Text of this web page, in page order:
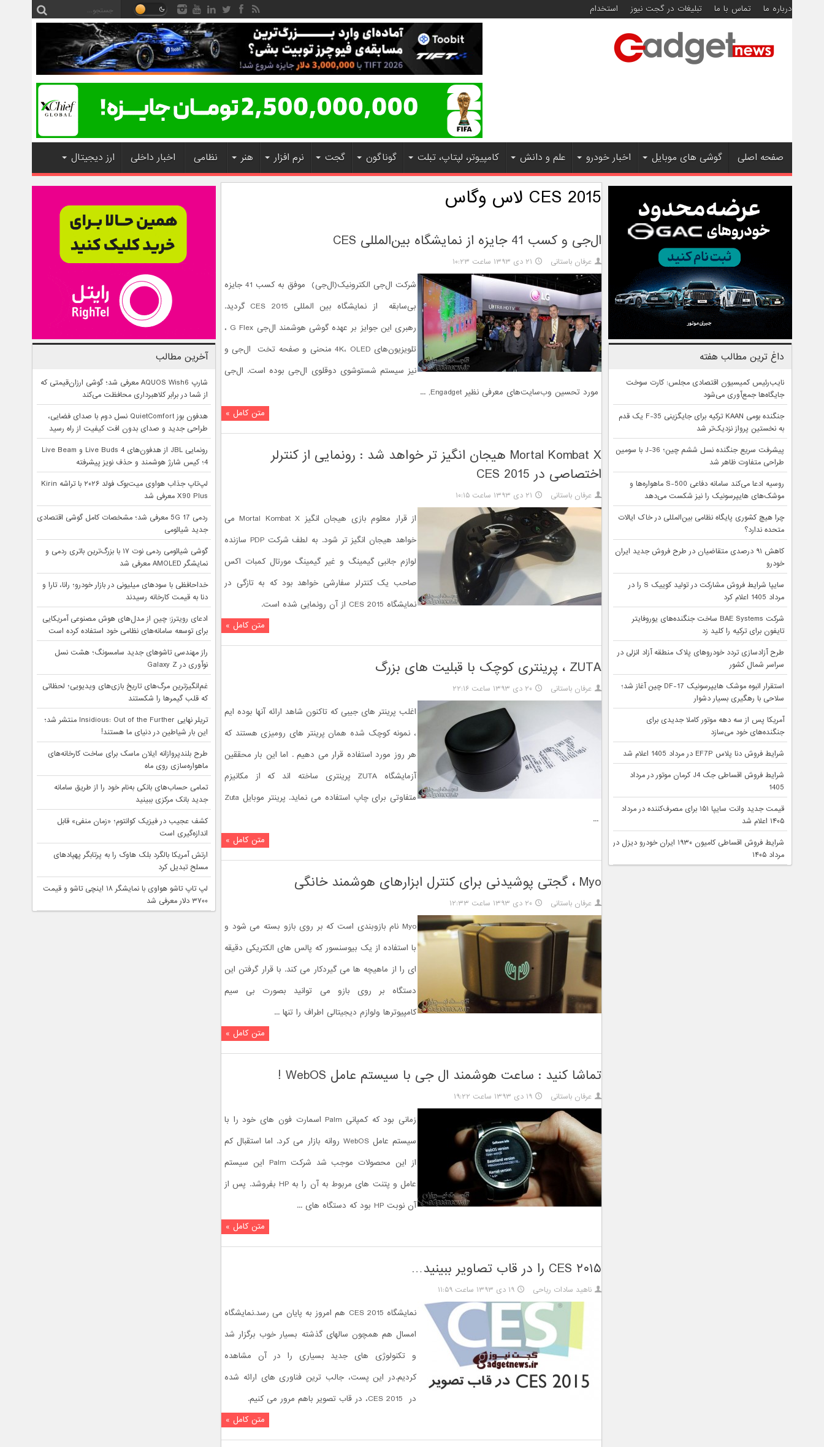
درباره ما تماس با ما تبلیغات در گجت نیوز استخدام
صفحه اصلی گوشی های موبایل اخبار خودرو علم و دانش کامپیوتر، لپتاپ، تبلت گوناگون گجت نرم افزار هنر نظامی اخبار داخلی ارز دیجیتال
CES 2015 لاس وگاس
ال‌جی و کسب 41 جایزه از نمایشگاه بین‌المللی CES
عرفان باستانی ۲۱ دی ۱۳۹۳ ساعت ۱۰:۲۳
شرکت ال‌جی الکترونیک(ال‌جی) موفق به کسب 41 جایزه
بی‌سابقه از نمایشگاه بین المللی CES 2015 گردید.
رهبری این جوایز بر عهده گوشی هوشمند ال‌جی G Flex ،
تلویزیون‌های 4K، OLED منحنی و صفحه تخت ال‌جی و
نیز سیستم شستوشوی دوقلوی ال‌جی بوده است. ال‌جی
مورد تحسین وب‌سایت‌های معرفی نظیر Engadget, ...
متن کامل »
Mortal Kombat X هیجان انگیز تر خواهد شد : رونمایی از کنترلر
اختصاصی در CES 2015
عرفان باستانی ۲۱ دی ۱۳۹۳ ساعت ۱۰:۱۵
از قرار معلوم بازی هیجان انگیز Mortal Kombat X می
خواهد هیجان انگیز تر شود. به لطف شرکت PDP سازنده
لوازم جانبی گیمینگ و غیر گیمینگ مورتال کمبات اکس
صاحب یک کنترلر سفارشی خواهد بود که به تازگی در
نمایشگاه CES 2015 از آن رونمایی شده است.
متن کامل »
ZUTA ، پرینتری کوچک با قبلیت های بزرگ
عرفان باستانی ۲۰ دی ۱۳۹۳ ساعت ۲۲:۱۶
اغلب پرینتر های جیبی که تاکنون شاهد ارائه آنها بوده ایم
، نمونه کوچک شده همان پرینتر های رومیزی هستند که
هر روز مورد استفاده قرار می دهیم . اما این بار محققین
آزمایشگاه ZUTA پرینتری ساخته اند که از مکانیزم
متفاوتی برای چاپ استفاده می نماید. پرینتر موبایل Zuta
...
متن کامل »
Myo ، گجتی پوشیدنی برای کنترل ابزارهای هوشمند خانگی
عرفان باستانی ۲۰ دی ۱۳۹۳ ساعت ۱۲:۳۳
Myo نام بازوبندی است که بر روی بازو بسته می شود و
با استفاده از یک بیوسنسور که پالس های الکتریکی دقیقه
ای را از ماهیچه ها می گیردکار می کند. با قرار گرفتن این
دستگاه بر روی بازو می توانید بصورت بی سیم
کامپیوترها ولوازم دیجیتالی اطراف را تنها ...
متن کامل »
تماشا کنید : ساعت هوشمند ال جی با سیستم عامل WebOS !
عرفان باستانی ۱۹ دی ۱۳۹۳ ساعت ۱۹:۲۲
زمانی بود که کمپانی Palm اسمارت فون های خود را با
سیستم عامل WebOS روانه بازار می کرد. اما استقبال کم
از این محصولات موجب شد شرکت Palm این سیستم
عامل و پتنت های مربوط به آن را به HP بفروشد. پس از
آن نوبت HP بود که دستگاه های ...
متن کامل »
۲۰۱۵ CES را در قاب تصاویر ببینید…
ناهید سادات ریاحی ۱۹ دی ۱۳۹۳ ساعت ۱۱:۵۹
نمایشگاه CES 2015 هم امروز به پایان می رسد.نمایشگاه
امسال هم همچون سالهای گذشته بسیار خوب برگزار شد
و تکنولوژی های جدید بسیاری را در آن مشاهده
کردیم.در این پست، جالب ترین فناوری های ارائه شده
در CES 2015، در قاب تصویر باهم مرور می کنیم.
متن کامل »
داغ ترین مطالب هفته
نایب‌رئیس کمیسیون اقتصادی مجلس: کارت سوخت
جایگاه‌ها جمع‌آوری می‌شود
جنگنده بومی KAAN ترکیه برای جایگزینی F-35 یک قدم
به نخستین پرواز نزدیک‌تر شد
پیشرفت سریع جنگنده نسل ششم چین؛ J-36 با سومین
طراحی متفاوت ظاهر شد
روسیه ادعا می‌کند سامانه دفاعی S-500 ماهواره‌ها و
موشک‌های هایپرسونیک را نیز شکست می‌دهد
چرا هیچ کشوری پایگاه نظامی بین‌المللی در خاک ایالات
متحده ندارد؟
کاهش ۹۱ درصدی متقاضیان در طرح فروش جدید ایران
خودرو
سایپا شرایط فروش مشارکت در تولید کوییک S را در
مرداد 1405 اعلام کرد
شرکت BAE Systems ساخت جنگنده‌های یوروفایتر
تایفون برای ترکیه را کلید زد
طرح آزادسازی تردد خودروهای پلاک منطقه آزاد انزلی در
سراسر شمال کشور
استقرار انبوه موشک هایپرسونیک DF-17 چین آغاز شد؛
سلاحی با رهگیری بسیار دشوار
آمریکا پس از سه دهه موتور کاملا جدیدی برای
جنگنده‌های خود می‌سازد
شرایط فروش دنا پلاس EF7P در مرداد 1405 اعلام شد
شرایط فروش اقساطی جک J4 کرمان موتور در مرداد
1405
قیمت جدید وانت سایپا ۱۵۱ برای مصرف‌کننده در مرداد
۱۴۰۵ اعلام شد
شرایط فروش اقساطی کامیون ۱۹۳۰ ایران خودرو دیزل در
مرداد ۱۴۰۵
آخرین مطالب
شارپ AQUOS Wish6 معرفی شد؛ گوشی ارزان‌قیمتی که
از شما در برابر کلاهبرداری محافظت می‌کند
هدفون بوز QuietComfort نسل دوم با صدای فضایی،
طراحی جدید و صدای بدون افت کیفیت از راه رسید
رونمایی JBL از هدفون‌های Live Buds 4 و Live Beam
4؛ کیس شارژ هوشمند و حذف نویز پیشرفته
لپ‌تاپ جذاب هواوی میت‌بوک فولد ۲۰۲۶ با تراشه Kirin
X90 Plus معرفی شد
ردمی 17 5G معرفی شد؛ مشخصات کامل گوشی اقتصادی
جدید شیائومی
گوشی شیائومی ردمی نوت ۱۷ با بزرگ‌ترین باتری ردمی و
نمایشگر AMOLED معرفی شد
خداحافظی با سودهای میلیونی در بازار خودرو؛ رانا، تارا و
دنا به قیمت کارخانه رسیدند
ادعای رویترز: چین از مدل‌های هوش مصنوعی آمریکایی
برای توسعه سامانه‌های نظامی خود استفاده کرده است
راز مهندسی تاشوهای جدید سامسونگ؛ هشت نسل
نوآوری در Galaxy Z
غم‌انگیزترین مرگ‌های تاریخ بازی‌های ویدیویی؛ لحظاتی
که قلب گیمرها را شکستند
تریلر نهایی Insidious: Out of the Further منتشر شد؛
این بار شیاطین در دنیای ما هستند!
طرح بلندپروازانه ایلان ماسک برای ساخت کارخانه‌های
ماهواره‌سازی روی ماه
تمامی حساب‌های بانکی به‌نام خود را از طریق سامانه
جدید بانک مرکزی ببینید
کشف عجیب در فیزیک کوانتوم؛ «زمان منفی» قابل
اندازه‌گیری است
ارتش آمریکا بالگرد بلک هاوک را به پرتابگر پهپادهای
مسلح تبدیل کرد
لپ تاپ تاشو هواوی با نمایشگر ۱۸ اینچی تاشو و قیمت
۳۷۰۰ دلار معرفی شد